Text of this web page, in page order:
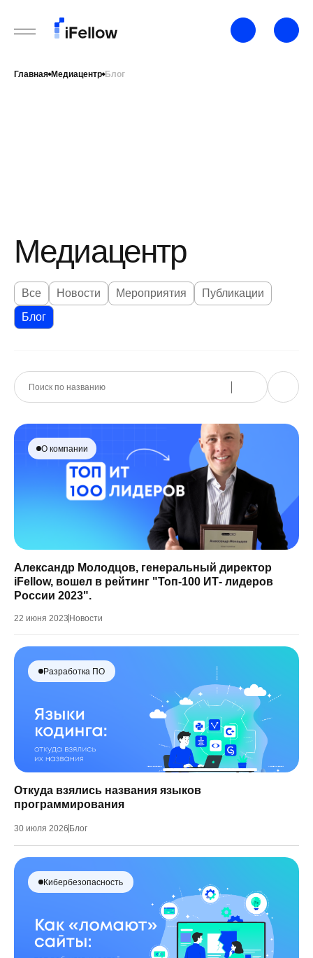
Главная Медиацентр Блог
Медиацентр
Все Новости Мероприятия
Публикации
Блог
О компании
22 июня 2023 Новости
Александр Молодцов, генеральный директор
iFellow, вошел в рейтинг "Топ-100 ИТ- лидеров
России 2023".
Разработка ПО
Откуда взялись названия языков
программирования
30 июля 2026 Блог
Кибербезопасность